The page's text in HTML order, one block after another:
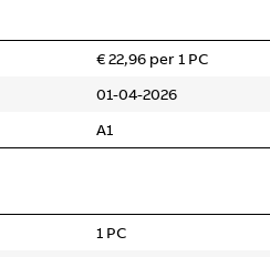
€ 22,96 per 1 PC
01-04-2026
A1
1 PC